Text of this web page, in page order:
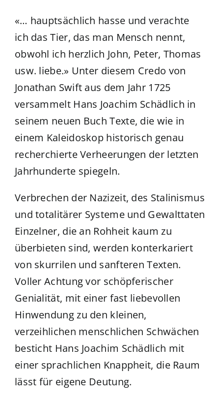
«… hauptsächlich hasse und verachte
ich das Tier, das man Mensch nennt,
obwohl ich herzlich John, Peter, Thomas
usw. liebe.» Unter diesem Credo von
Jonathan Swift aus dem Jahr 1725
versammelt Hans Joachim Schädlich in
seinem neuen Buch Texte, die wie in
einem Kaleidoskop historisch genau
recherchierte Verheerungen der letzten
Jahrhunderte spiegeln.
Verbrechen der Nazizeit, des Stalinismus
und totalitärer Systeme und Gewalttaten
Einzelner, die an Rohheit kaum zu
überbieten sind, werden konterkariert
von skurrilen und sanfteren Texten.
Voller Achtung vor schöpferischer
Genialität, mit einer fast liebevollen
Hinwendung zu den kleinen,
verzeihlichen menschlichen Schwächen
besticht Hans Joachim Schädlich mit
einer sprachlichen Knappheit, die Raum
lässt für eigene Deutung.